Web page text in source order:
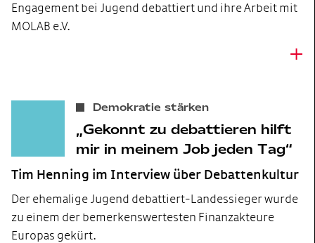
Engagement bei Jugend debattiert und ihre Arbeit mit
MOLAB e.V.
+
Demokratie stärken
Gekonnt zu debattieren hilft
mir in meinem Job jeden Tag
Tim Henning im Interview über Debattenkultur
Der ehemalige Jugend debattiert-Landessieger wurde
zu einem der bemerkenswertesten Finanzakteure
Europas gekürt.